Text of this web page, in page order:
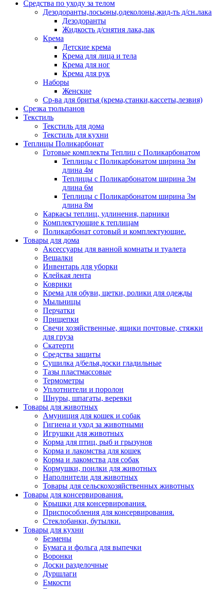
Средства по уходу за телом
Дезодоранты,лосьоны,одеколоны,жид-ть д/сн.лака
Дезодоранты
Жидкость д/снятия лака,лак
Крема
Детские крема
Крема для лица и тела
Крема для ног
Крема для рук
Наборы
Женские
Ср-ва для бритья (крема,станки,кассеты,лезвия)
Срезка тюльпанов
Текстиль
Текстиль для дома
Текстиль для кухни
Теплицы Поликарбонат
Готовые комплекты Теплиц с Поликарбонатом
Теплицы с Поликарбонатом ширина 3м
длина 4м
Теплицы с Поликарбонатом ширина 3м
длина 6м
Теплицы с Поликарбонатом ширина 3м
длина 8м
Каркасы теплиц, удлинения, парники
Комплектующие к теплицам
Поликарбонат сотовый и комплектующие.
Товары для дома
Аксессуары для ванной комнаты и туалета
Вешалки
Инвентарь для уборки
Клейкая лента
Коврики
Крема для обуви, щетки, ролики для одежды
Мыльницы
Перчатки
Прищепки
Свечи хозяйственные, ящики почтовые, стяжки
для груза
Скатерти
Средства защиты
Сушилка д/белья,доски гладильные
Тазы пластмассовые
Термометры
Уплотнители и поролон
Шнуры, шпагаты, веревки
Товары для животных
Амуниция для кошек и собак
Гигиена и уход за животными
Игрушки для животных
Корма для птиц, рыб и грызунов
Корма и лакомства для кошек
Корма и лакомства для собак
Кормушки, поилки для животных
Наполнители для животных
Товары для сельскохозяйственных животных
Товары для консервирования.
Крышки для консервирования.
Приспособления для консервирования.
Стеклобанки, бутылки.
Товары для кухни
Безмены
Бумага и фольга для выпечки
Воронки
Доски разделочные
Дуршлаги
Емкости